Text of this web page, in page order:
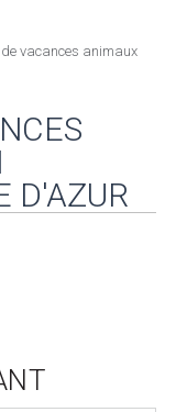
vacances animaux
D'AZUR